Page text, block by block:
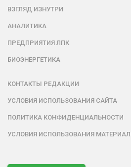
ВЗГЛЯД ИЗНУТРИ
АНАЛИТИКА
ПРЕДПРИЯТИЯ ЛПК
БИОЭНЕРГЕТИКА
КОНТАКТЫ РЕДАКЦИИ
УСЛОВИЯ ИСПОЛЬЗОВАНИЯ САЙТА
ПОЛИТИКА КОНФИДЕНЦИАЛЬНОСТИ
УСЛОВИЯ ИСПОЛЬЗОВАНИЯ